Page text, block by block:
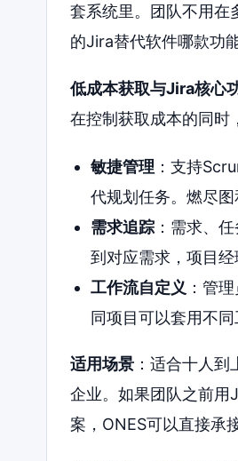
套系统里。团队不用在
的Jira替代软件哪款功
低成本获取与Jira核心
在控制获取成本的同时
敏捷管理 ：支持
代规划任务。燃尽图
需求追踪：需求、
到对应需求，项目
工作流自定义 ：管
同项目可以套用不
适用场景 ：适合十人
企业。如果团队之前用
案，ONES可以直接承